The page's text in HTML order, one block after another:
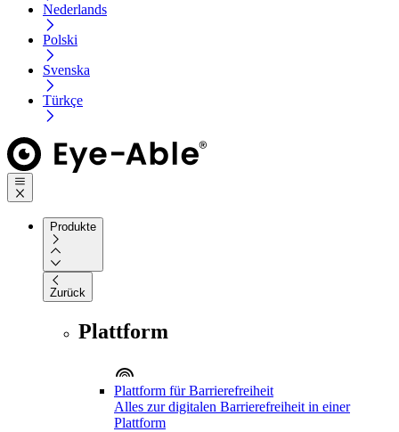
Nederlands
Polski
Svenska
Türkçe
Produkte
Zurück
Plattform
Plattform für Barrierefreiheit
Alles zur digitalen Barrierefreiheit in einer
Plattform